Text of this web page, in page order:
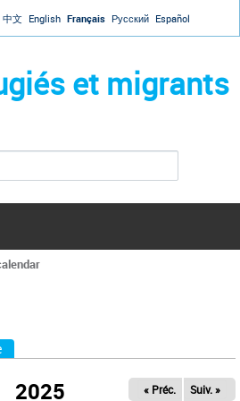
to navigation
中文 English Français Русский Español
et migrants
2025 « Préc. Suiv. »